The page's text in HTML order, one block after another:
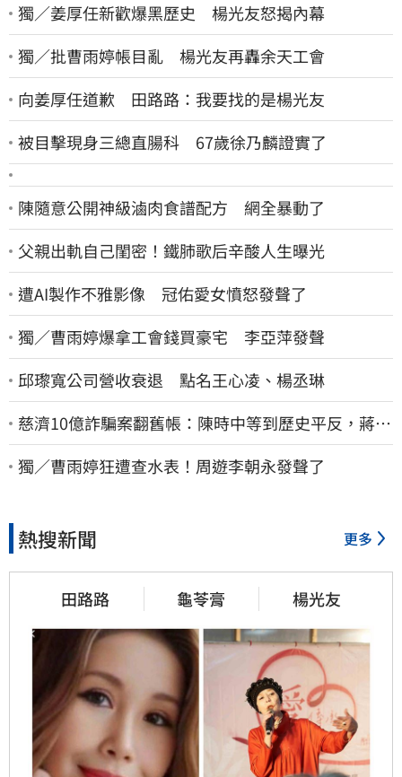
獨／姜厚任新歡爆黑歷史 楊光友怒揭內幕
獨／批曹雨婷帳目亂 楊光友再轟余天工會
向姜厚任道歉 田路路：我要找的是楊光友
被目擊現身三總直腸科 67歲徐乃麟證實了
陳隨意公開神級滷肉食譜配方 網全暴動了
父親出軌自己閨密！鐵肺歌后辛酸人生曝光
遭AI製作不雅影像 冠佑愛女憤怒發聲了
獨／曹雨婷爆拿工會錢買豪宅 李亞萍發聲
邱瓈寬公司營收衰退 點名王心凌、楊丞琳
慈濟10億詐騙案翻舊帳：陳時中等到歷史平反，蔣萬
安償還2022政治利息
獨／曹雨婷狂遭查水表！周遊李朝永發聲了
熱搜新聞 更多
田路路 龜苓膏 楊光友